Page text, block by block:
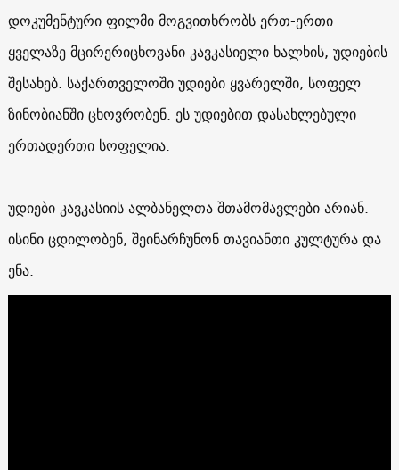
დოკუმენტური ფილმი მოგვითხრობს ერთ-ერთი
ყველაზე მცირერიცხოვანი კავკასიელი ხალხის, უდიების
შესახებ. საქართველოში უდიები ყვარელში, სოფელ
ზინობიანში ცხოვრობენ. ეს უდიებით დასახლებული
ერთადერთი სოფელია.
უდიები კავკასიის ალბანელთა შთამომავლები არიან.
ისინი ცდილობენ, შეინარჩუნონ თავიანთი კულტურა და
ენა.